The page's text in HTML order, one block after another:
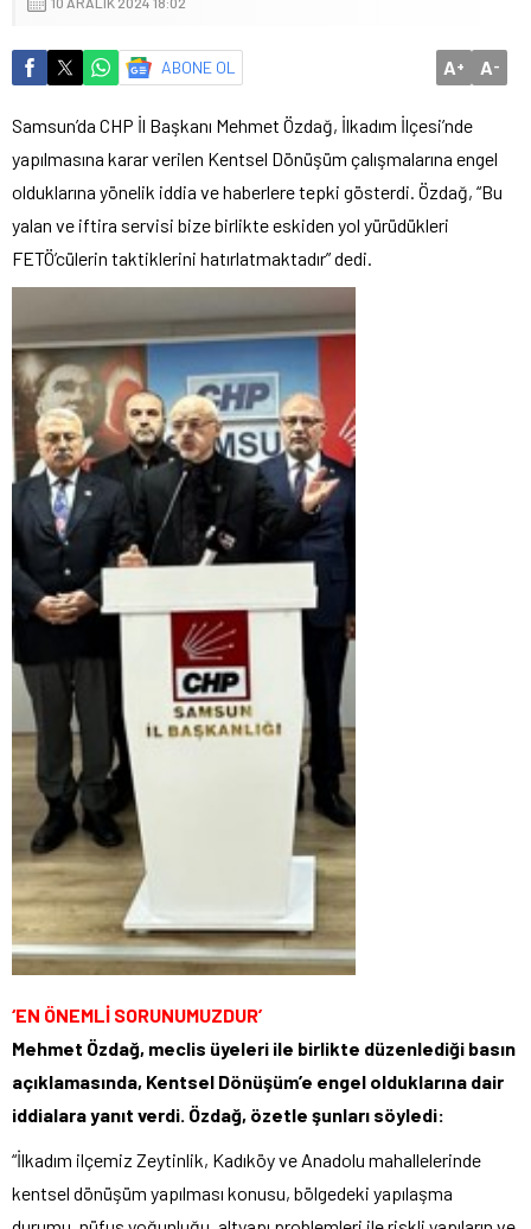
ABONE OL A+ A-
Samsun’da CHP İl Başkanı Mehmet Özdağ, İlkadım İlçesi’nde
yapılmasına karar verilen Kentsel Dönüşüm çalışmalarına engel
olduklarına yönelik iddia ve haberlere tepki gösterdi. Özdağ, “Bu
yalan ve iftira servisi bize birlikte eskiden yol yürüdükleri
FETÖ’cülerin taktiklerini hatırlatmaktadır” dedi.
‘EN ÖNEMLİ SORUNUMUZDUR’
Mehmet Özdağ, meclis üyeleri ile birlikte düzenlediği basın
açıklamasında, Kentsel Dönüşüm’e engel olduklarına dair
iddialara yanıt verdi. Özdağ, özetle şunları söyledi:
“İlkadım ilçemiz Zeytinlik, Kadıköy ve Anadolu mahallelerinde
kentsel dönüşüm yapılması konusu, bölgedeki yapılaşma